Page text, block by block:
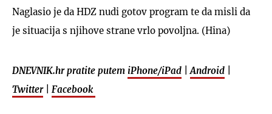
Naglasio je da HDZ nudi gotov program te da misli da
je situacija s njihove strane vrlo povoljna. (Hina)
DNEVNIK.hr pratite putem iPhone/iPad Android
Twitter| Facebook